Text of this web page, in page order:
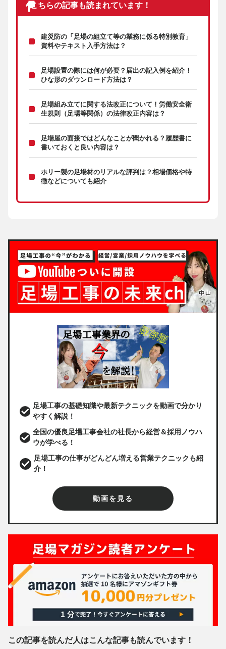
こちらの記事も読まれています！
建災防の「足場の組立て等の業務に係る特別教育」
資料やテキスト入手方法は？
足場設置の際には何が必要？届出の記入例を紹介！
ひな形のダウンロード方法は？
足場組み立てに関する法改正について！労働安全衛
生規則（足場等関係）の法律改正内容は？
足場屋の面接ではどんなことが聞かれる？履歴書に
書いておくと良い内容は？
ホリー製の足場材のリアルな評判は？相場価格や特
徴などについても紹介
足場工事の基礎知識や最新テクニックを動画で分かり
やすく解説！
全国の優良足場工事会社の社長から経営＆採用ノウハ
ウが学べる！
足場工事の仕事がどんどん増える営業テクニックも紹
介！
動画を見る
この記事を読んだ人はこんな記事も読んでいます！